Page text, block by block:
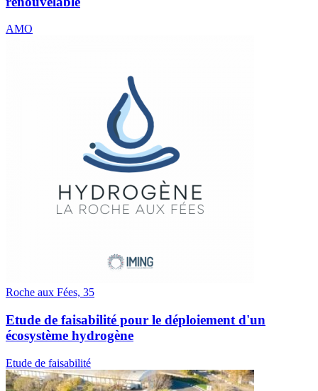
AMO
Roche aux Fées, 35
Etude de faisabilité pour le déploiement d'un
écosystème hydrogène
Etude de faisabilité